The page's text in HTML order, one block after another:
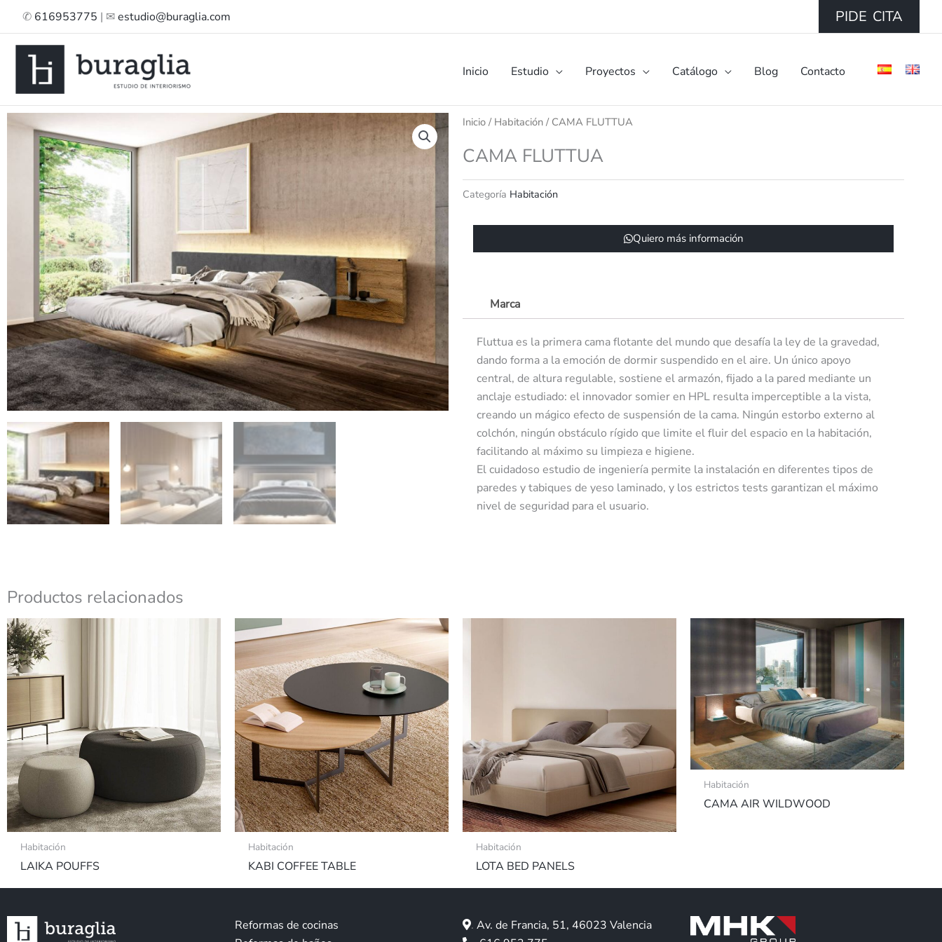
contenido
✆ 616953775 | ✉estudio@buraglia.com PIDE CITA
Inicio Estudio Proyectos Catálogo Blog Contacto
Inicio / Habitación / CAMA FLUTTUA
CAMA FLUTTUA
Categoría Habitación
Quiero más información
Marca
Fluttua es la primera cama flotante del mundo que desafía la ley de la gravedad,
dando forma a la emoción de dormir suspendido en el aire. Un único apoyo
central, de altura regulable, sostiene el armazón, fijado a la pared mediante un
anclaje estudiado: el innovador somier en HPL resulta imperceptible a la vista,
creando un mágico efecto de suspensión de la cama. Ningún estorbo externo al
colchón, ningún obstáculo rígido que limite el fluir del espacio en la habitación,
facilitando al máximo su limpieza e higiene.
El cuidadoso estudio de ingeniería permite la instalación en diferentes tipos de
paredes y tabiques de yeso laminado, y los estrictos tests garantizan el máximo
nivel de seguridad para el usuario.
Productos relacionados
Habitación
LAIKA POUFFS
Habitación
KABI COFFEE TABLE
Habitación
LOTA BED PANELS
Habitación
CAMA AIR WILDWOOD
Reformas de cocinas
. Av. de Francia, 51, 46023 Valencia